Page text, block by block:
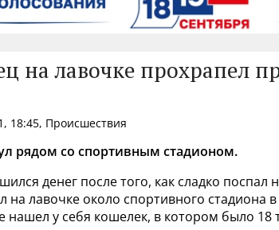
на лавочке прохрапел
18:45, Происшествия
рядом со спортивным стадионом.
денег после того, как сладко
на лавочке около спортивного стадиона
нашел у себя кошелек, в котором было 18